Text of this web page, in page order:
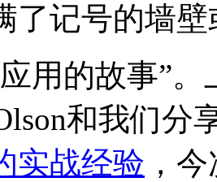
了记号的墙
用的故事”。
和我们分
实战经验 ，